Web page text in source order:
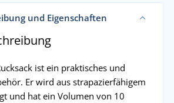
und Eigenschaften
ist ein praktisches und
Er wird aus strapazierfähigem
und hat ein Volumen von 10